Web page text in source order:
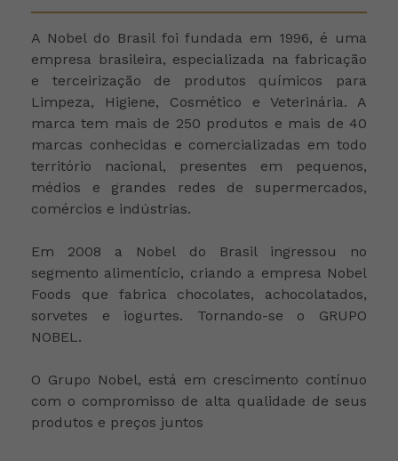
A Nobel do Brasil foi fundada em 1996, é uma
empresa brasileira, especializada na fabricação
e terceirização de produtos químicos para
Limpeza, Higiene, Cosmético e Veterinária. A
marca tem mais de 250 produtos e mais de 40
marcas conhecidas e comercializadas em todo
território nacional, presentes em pequenos,
médios e grandes redes de supermercados,
comércios e indústrias.
Em 2008 a Nobel do Brasil ingressou no
segmento alimentício, criando a empresa Nobel
Foods que fabrica chocolates, achocolatados,
sorvetes e iogurtes. Tornando-se o GRUPO
NOBEL.
O Grupo Nobel, está em crescimento contínuo
com o compromisso de alta qualidade de seus
produtos e preços juntos